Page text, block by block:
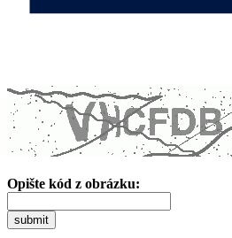
Opište kód z obrázku:
submit